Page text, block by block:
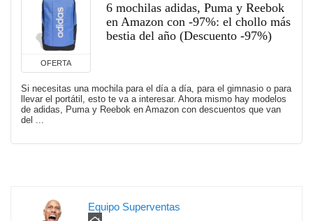
OFERTA
6 mochilas adidas, Puma y Reebok
en Amazon con -97%: el chollo más
bestia del año (Descuento -97%)
Si necesitas una mochila para el día a día, para el gimnasio o para
llevar el portátil, esto te va a interesar. Ahora mismo hay modelos
de adidas, Puma y Reebok en Amazon con descuentos que van
del ...
Equipo Superventas